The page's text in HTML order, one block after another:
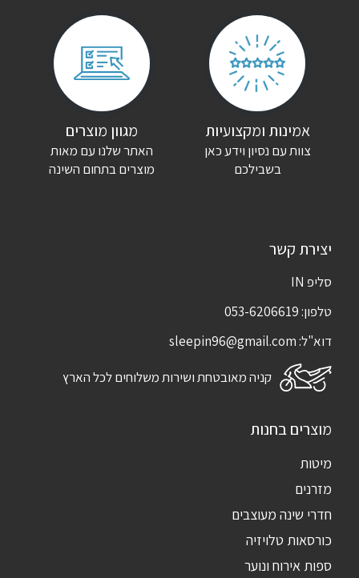
שמור בדפדפן זה את השם, האימייל והאתר שלי לפעם הבאה שאגיב.
אמינות ומקצועיות
צוות עם נסיון וידע כאן
בשבילכם
מגוון מוצרים
האתר שלנו עם מאות
מוצרים בתחום השינה
יצירת קשר
סליפ IN
טלפון:053-6206619
דוא"ל:sleepin96@gmail.com
קניה מאובטחת ושירות משלוחים לכל הארץ
מוצרים בחנות
מיטות
מזרנים
חדרי שינה מעוצבים
כורסאות טלויזיה
ספות אירוח ונוער